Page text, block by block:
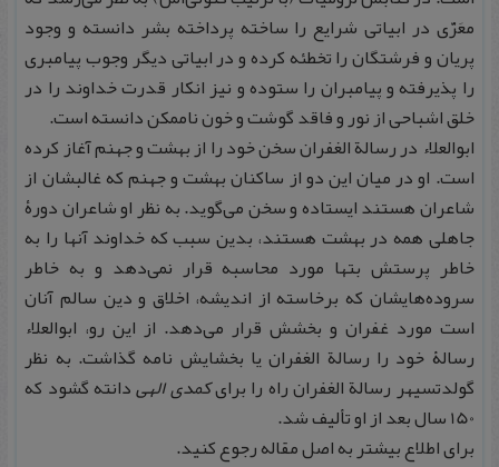
معَرّی در ابیاتی شرایع را ساخته پرداخته بشر دانسته و وجود
پریان و فرشتگان را تخطئه کرده و در ابیاتی دیگر وجوب پیامبری
را پذیرفته و پیامبران را ستوده و نیز انکار قدرت خداوند را در
خلق اشباحی از نور و فاقد گوشت و خون ناممکن دانسته است.
ابوالعلاء در رسالة الغفران سخن خود را از بهشت و جهنم آغاز کرده
است. او در میان این دو از ساکنان بهشت و جهنم که غالبشان از
شاعران هستند ایستاده و سخن می‌گوید. به نظر او شاعران دورۀ
جاهلی همه در بهشت هستند، بدین سبب که خداوند آنها را به
خاطر پرستش بتها مورد محاسبه قرار نمی‌دهد و به خاطر
سروده‌هایشان که برخاسته از اندیشه، اخلاق و دین سالم آنان
است مورد غفران و بخشش قرار می‌دهد. از این رو، ابوالعلاء
رسالۀ خود را رسالة الغفران یا بخشایش نامه گذاشت. به نظر
گولدتسیهر رسالة الغفران راه را برایکمدی الهیدانته گشود که
150 سال بعد از او تألیف شد.
برای اطلاع بیشتر به اصل مقاله رجوع کنید.